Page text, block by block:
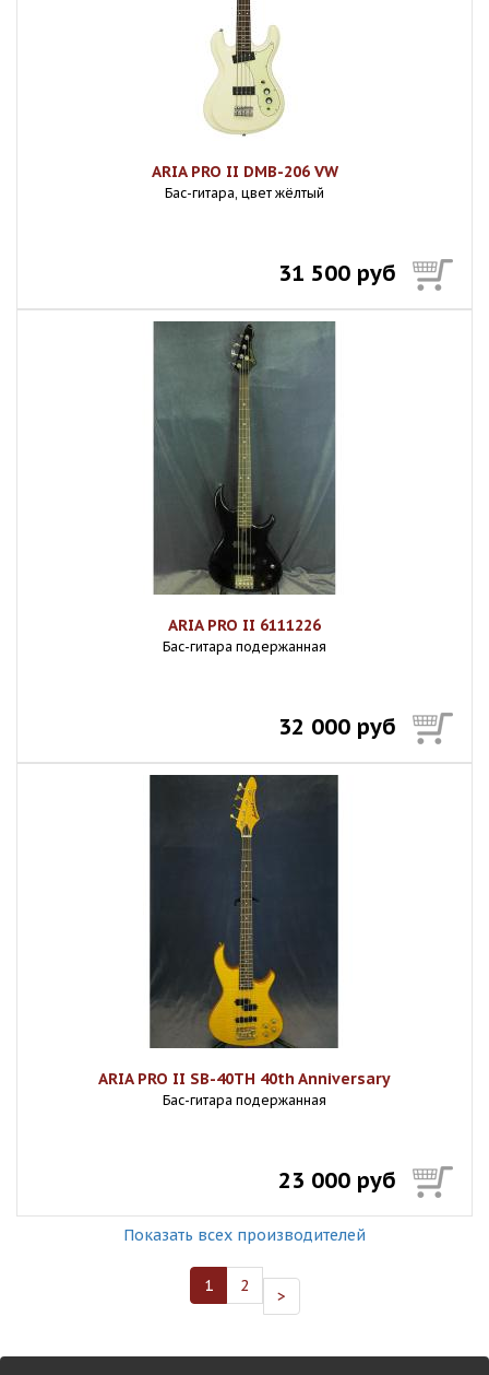
ARIA PRO II DMB-206 VW
Бас-гитара, цвет жёлтый
31 500 руб
ARIA PRO II 6111226
Бас-гитара подержанная
32 000 руб
ARIA PRO II SB-40TH 40th Anniversary
Бас-гитара подержанная
23 000 руб
Показать всех производителей
1 2
>